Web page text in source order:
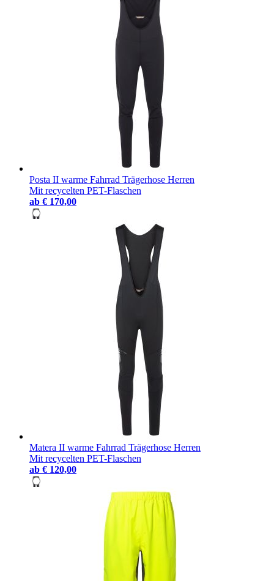
Posta II warme Fahrrad Trägerhose Herren
Mit recycelten PET-Flaschen
ab € 170,00
Matera II warme Fahrrad Trägerhose Herren
Mit recycelten PET-Flaschen
ab € 120,00